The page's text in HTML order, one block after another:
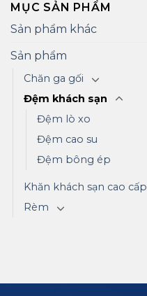
MỤC SẢN PHẨM
Sản phẩm khác
Sản phẩm
Chăn ga gối
Đệm khách sạn
Đệm lò xo
Đệm cao su
Đệm bông ép
Khăn khách sạn cao cấp
Rèm